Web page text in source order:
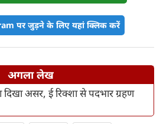
पर जुड़ने के लिए यहां क्लिक करें
अगला लेख
असर, ई रिक्शा से पदभार ग्रहण